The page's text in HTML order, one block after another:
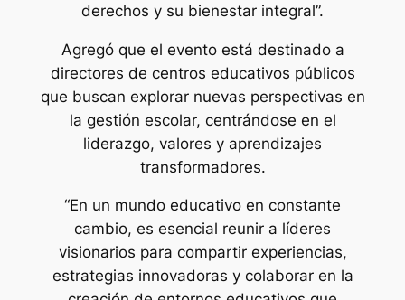
derechos y su bienestar integral”.
Agregó que el evento está destinado a
directores de centros educativos públicos
que buscan explorar nuevas perspectivas en
la gestión escolar, centrándose en el
liderazgo, valores y aprendizajes
transformadores.
“En un mundo educativo en constante
cambio, es esencial reunir a líderes
visionarios para compartir experiencias,
estrategias innovadoras y colaborar en la